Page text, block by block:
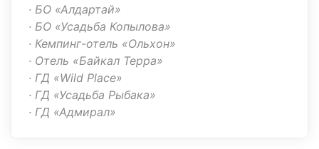
· БО «Алдартай»
· БО «Усадьба Копылова»
· Кемпинг-отель «Ольхон»
· Отель «Байкал Терра»
· ГД «Wild Place»
· ГД «Усадьба Рыбака»
· ГД «Адмирал»